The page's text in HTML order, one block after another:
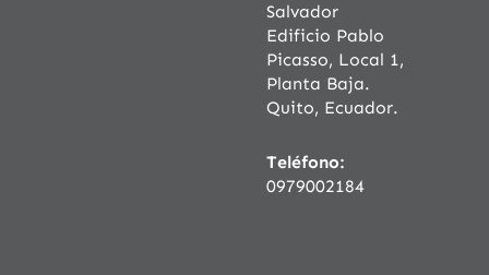
Salvador
Edificio Pablo
Picasso, Local 1,
Planta Baja.
Quito, Ecuador.
Teléfono:
0979002184